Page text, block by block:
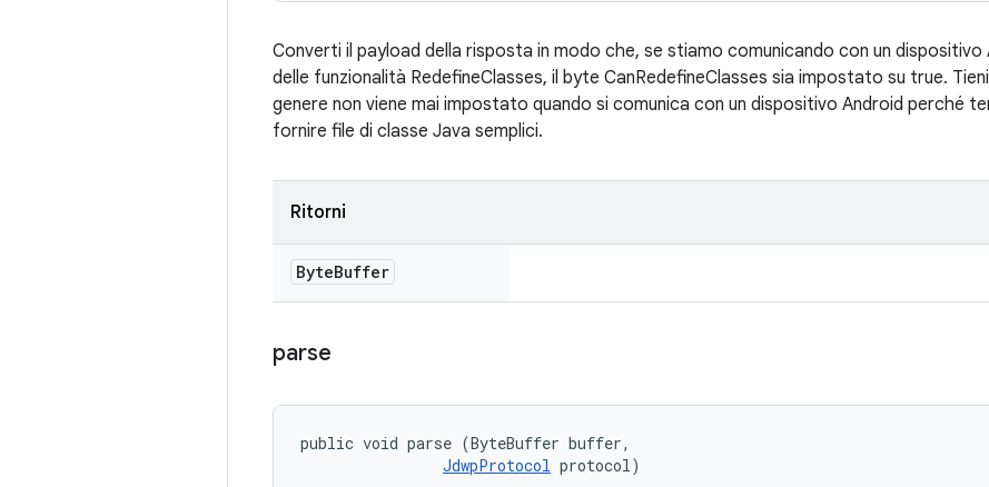
Converti il payload della risposta in modo che, se stiamo comunicando con un
delle funzionalità RedefineClasses, il byte CanRedefineClasses sia impostato su true.
genere non viene mai impostato quando si comunica con un dispositivo Android perché
fornire file di classe Java semplici.
Ritorni
ByteBuffer
parse
public void parse (ByteBuffer buffer,
JdwpProtocol protocol)